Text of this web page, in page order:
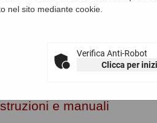
Informazioni »Istruzioni e
nel sito mediante cookie.
Verifica Anti-Robot
Clicca per
e manuali